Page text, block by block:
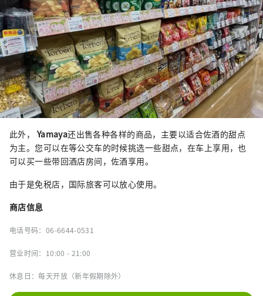
此外， Yamaya还出售各种各样的商品，主要以适合佐酒的甜点
为主。您可以在等公交车的时候挑选一些甜点，在车上享用，也
可以买一些带回酒店房间，佐酒享用。
由于是免税店，国际旅客可以放心使用。
商店信息
电话号码：06-6644-0531
营业时间：10:00 - 21:00
休息日：每天开放（新年假期除外）